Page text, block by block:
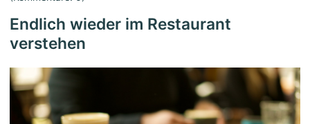
Endlich wieder im Restaurant
verstehen